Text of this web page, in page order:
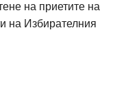
на приетите на
на Избирателния